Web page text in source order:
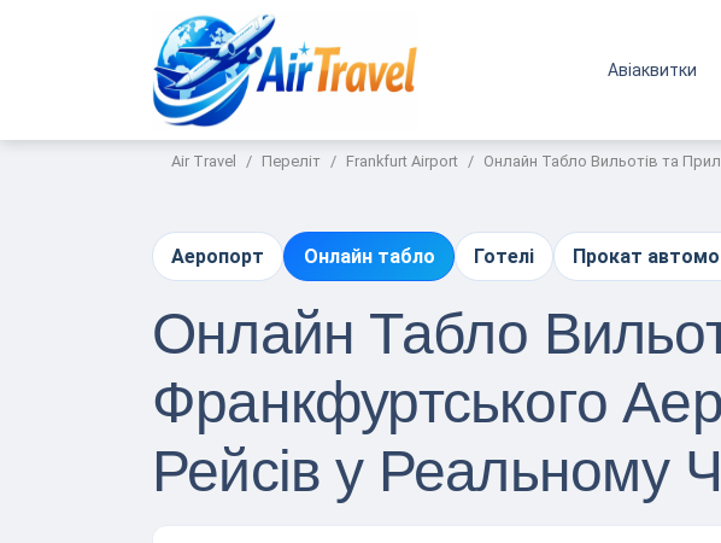
Авіаквитки
Air Travel Переліт Frankfurt Airport Онлайн Табло Вильотів та
Аеропорт Онлайн табло Готелі Прокат
Онлайн Табло
Франкфуртського
Рейсів у Реальному